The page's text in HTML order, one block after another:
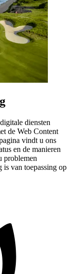
diensten
de Web Content
vindt u ons
en de manieren
problemen
van toepassing op